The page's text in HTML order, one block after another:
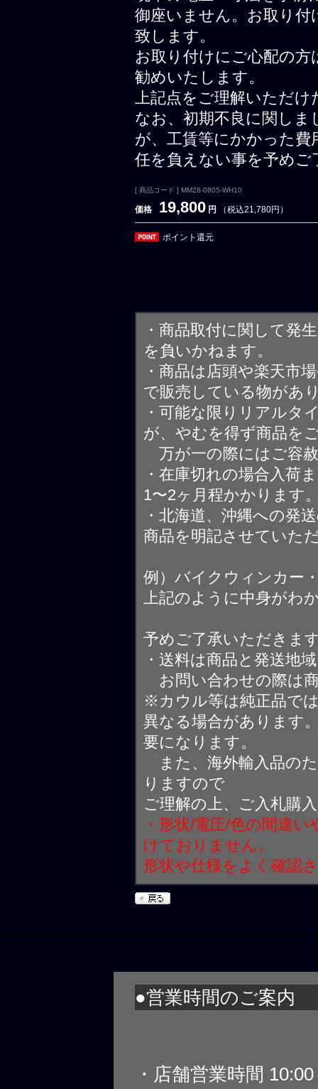
御座いません。お取り
致します。
お取り付けにご心配の
勧めいたします。
上記点をご理解いただ
なお、初期不良に関し
が、工賃等にかかった費
任を負えない事を予めご
[ 商品コード ] MM28-0805-WH10
価格 19,800 円 （税込21,780円）
ポイント還元
・商品取付に関して発
を負いかねます。
・商品は店頭や楽天市
で販売している物があ
・可能な限りリアルタ
が、やむを得ず商品を
万が一の際にはご容
・在庫切れの場合入荷
1〜2ヶ月程かかります
・北海道、沖縄への発
商品を明記させていた
例）バイクウィンカー
上記のように中身がわ
予めご了承いただきま
・送料は商品と発送地
お問い合わせの際は
※カウル等は純正品で
異なる場合があります
要になります。
また、海外輸入品の
りますので
ご理解の上、ご入札購
・形状/電圧/色の間違
けておりません。
形状や仕様をよく確認
●営業時間のご案内
・店舗営業時間